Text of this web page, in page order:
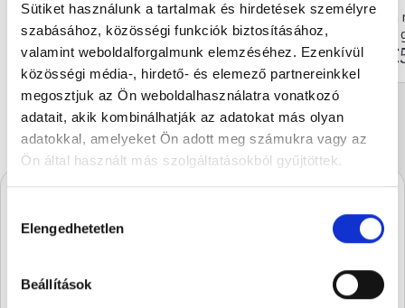
Sütiket használunk a tartalmak és hirdetések személyre
szabásához, közösségi funkciók biztosításához,
valamint weboldalforgalmunk elemzéséhez. Ezenkívül
közösségi média-, hirdető- és elemező partnereinkkel
megosztjuk az Ön weboldalhasználatra vonatkozó
adatait, akik kombinálhatják az adatokat más olyan
adatokkal, amelyeket Ön adott meg számukra vagy az
Ön által használt más szolgáltatásokból gyűjtöttek.
kiválasztása
Elengedhetetlen
Beállítások
Hazelnut cream milk chocol...
100 g
€6.24
Hazelnut cream
100
A Stühmernél mindig
Iratkozz fel, és elsőként értesülsz a